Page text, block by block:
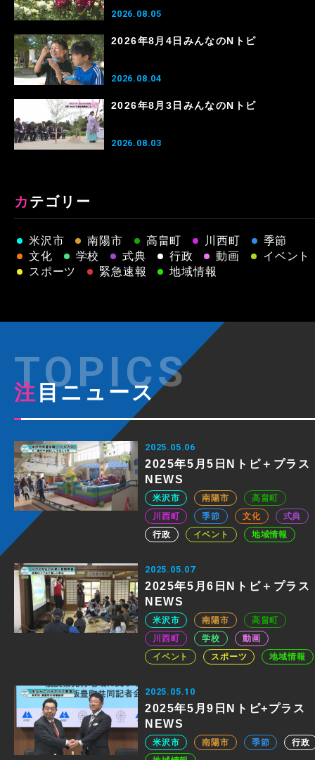
2026.08.05
2026年8月4日みんなのNトピ
2026.08.04
2026年8月3日みんなのNトピ
2026.08.03
カテゴリー
米沢市 南陽市 高畠町 川西町
季節
文化
学校 式典 行政 動画
イベント
スポーツ
緊急速報 地域情報
注目ニュース
2025.05.06
2025年5月5日Nトピ＋プラス
NEWS
米沢市 南陽市
高畠町
川西町
季節 文化
式典
行政
イベント 地域情報
2025.05.07
2025年5月6日Nトピ＋プラス
NEWS
米沢市 南陽市
高畠町
川西町
学校
動画
イベント
スポーツ 地域情報
2025.05.10
2025年5月9日Nトピ+プラス
NEWS
米沢市 南陽市 季節
行政